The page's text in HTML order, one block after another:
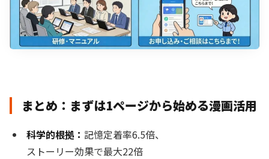
まとめ：まずは1ページから始める漫画活用
科学的根拠： 記憶定着率6.5倍、
ストーリー効果で最大22倍